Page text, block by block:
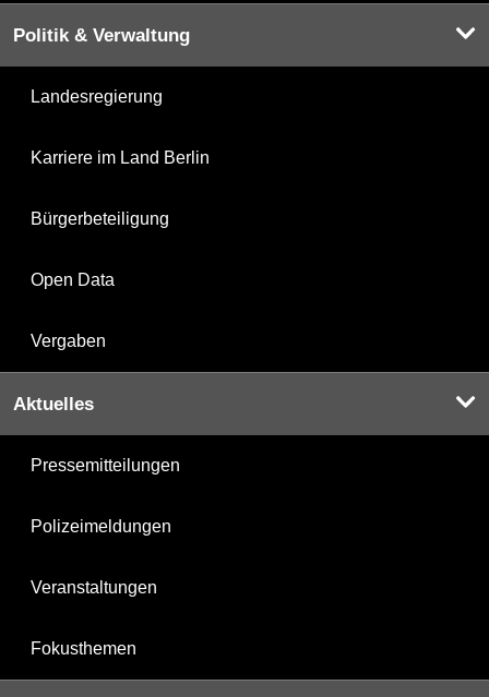
Politik & Verwaltung
Landesregierung
Karriere im Land Berlin
Bürgerbeteiligung
Open Data
Vergaben
Aktuelles
Pressemitteilungen
Polizeimeldungen
Veranstaltungen
Fokusthemen